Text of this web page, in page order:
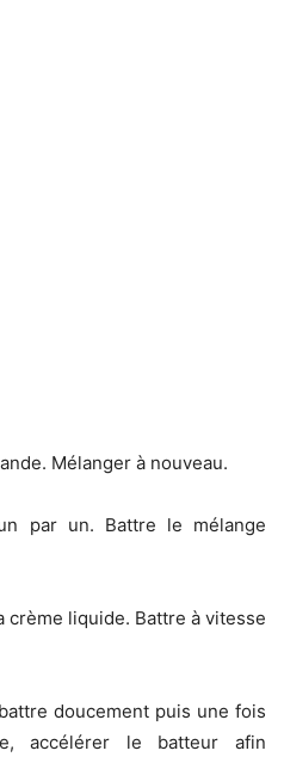
Mélanger à nouveau.
par un. Battre le mélange
crème liquide. Battre à vitesse
doucement puis une fois
accélérer le batteur afin